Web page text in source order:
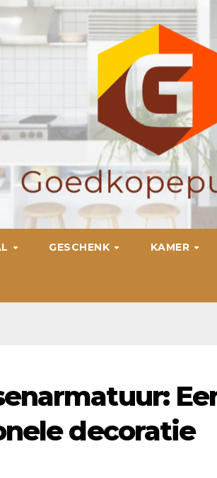
GESCHENK KAMER
decoratie